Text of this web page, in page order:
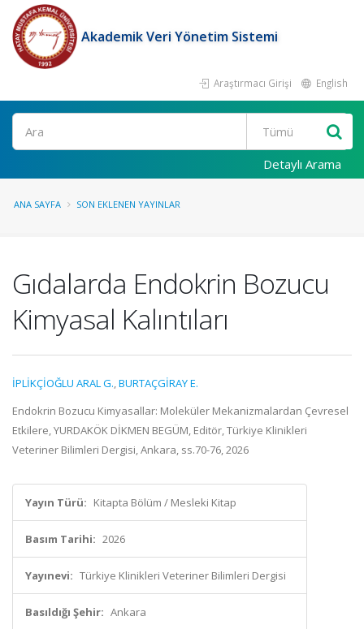
Akademik Veri Yönetim Sistemi
Araştırmacı Girişi English
Ara
Detaylı Arama
ANA SAYFA SON EKLENEN YAYINLAR
Gıdalarda Endokrin Bozucu
Kimyasal Kalıntıları
İPLİKÇİOĞLU ARAL G.,BURTAÇGİRAY E.
Endokrin Bozucu Kimyasallar: Moleküler Mekanizmalardan Çevresel
Etkilere, YURDAKÖK DİKMEN BEGÜM, Editör, Türkiye Klinikleri
Veteriner Bilimleri Dergisi, Ankara, ss.70-76, 2026
Yayın Türü: Kitapta Bölüm / Mesleki Kitap
Basım Tarihi: 2026
Yayınevi: Türkiye Klinikleri Veteriner Bilimleri Dergisi
Basıldığı Şehir: Ankara